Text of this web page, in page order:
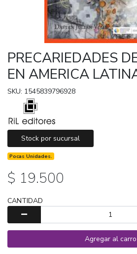
PRECARIEDADES
EN AMERICA
SKU: 1545839796928
Stock por sucursal
Pocas Unidades.
$ 19.500
CANTIDAD
Agregar al carro